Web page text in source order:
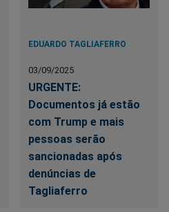
EDUARDO TAGLIAFERRO
03/09/2025
URGENTE:
Documentos já estão
com Trump e mais
pessoas serão
sancionadas após
denúncias de
Tagliaferro